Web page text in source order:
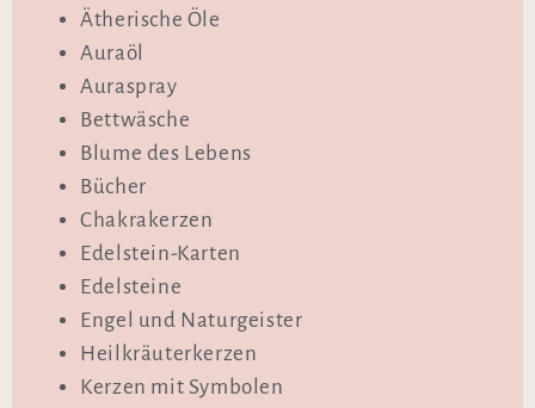
Ätherische Öle
Auraöl
Auraspray
Bettwäsche
Blume des Lebens
Bücher
Chakrakerzen
Edelstein-Karten
Edelsteine
Engel und Naturgeister
Heilkräuterkerzen
Kerzen mit Symbolen